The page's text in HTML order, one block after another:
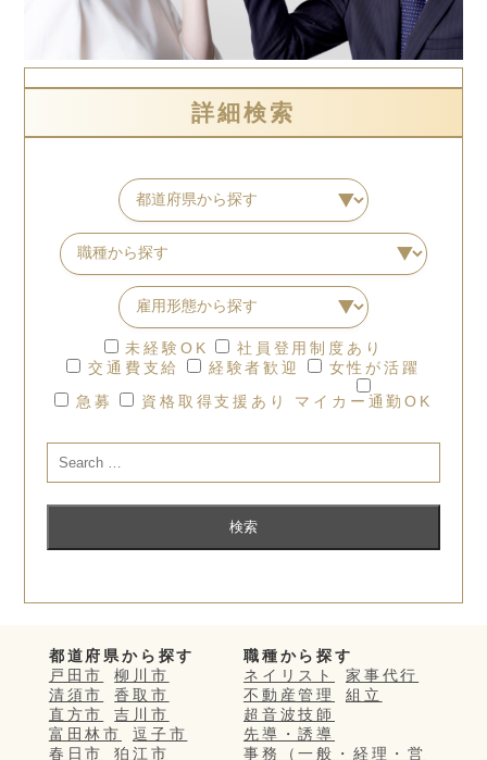
詳細検索
未経験OK
社員登用制度あり
交通費支給
経験者歓迎
女性が活躍
急募
資格取得支援あり マイカー通勤OK
都道府県から探す
戸田市
柳川市
清須市
香取市
直方市
吉川市
富田林市
逗子市
春日市
狛江市
職種から探す
ネイリスト
家事代行
不動産管理
組立
超音波技師
先導・誘導
事務（一般・経理・営